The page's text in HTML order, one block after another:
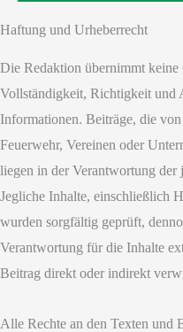
Haftung und Urheberrecht
Die Redaktion übernimmt
Vollständigkeit, Richtigkeit und
Informationen. Beiträge, die
Feuerwehr, Vereinen oder
liegen in der Verantwortung der
Jegliche Inhalte, einschließlich
wurden sorgfältig geprüft,
Verantwortung für die Inhalte
Beitrag direkt oder indirekt
Alle Rechte an den Texten und